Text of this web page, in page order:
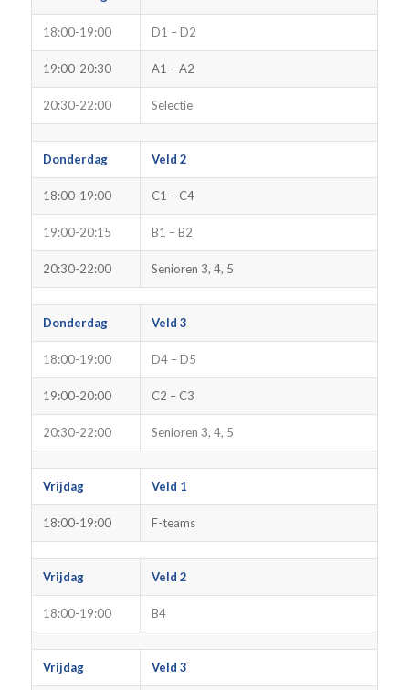
18:00-19:00 D1 – D2
19:00-20:30 A1 – A2
20:30-22:00 Selectie
Donderdag Veld 2
18:00-19:00 C1 – C4
19:00-20:15 B1 – B2
20:30-22:00 Senioren 3, 4, 5
Donderdag Veld 3
18:00-19:00 D4 – D5
19:00-20:00 C2 – C3
20:30-22:00 Senioren 3, 4, 5
Vrijdag Veld 1
18:00-19:00 F-teams
Vrijdag Veld 2
18:00-19:00 B4
Vrijdag Veld 3